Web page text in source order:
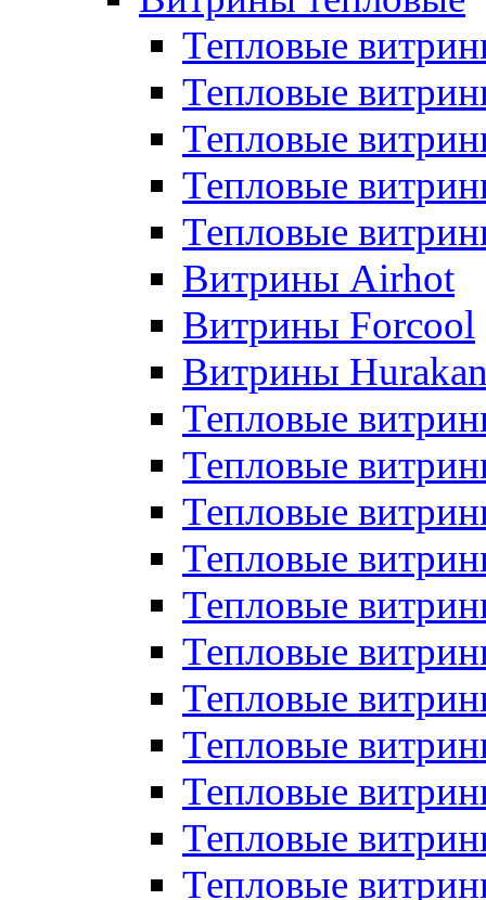
Тепловые
Тепловые
Тепловые
Тепловые
Тепловые
Витрины Airhot
Витрины Forcool
Витрины
Тепловые
Тепловые
Тепловые
Тепловые
Тепловые
Тепловые
Тепловые
Тепловые
Тепловые
Тепловые
Тепловые